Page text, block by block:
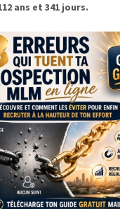
ans et 341 jours.